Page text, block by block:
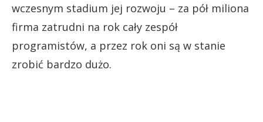
wczesnym stadium jej rozwoju – za pół miliona
firma zatrudni na rok cały zespół
programistów, a przez rok oni są w stanie
zrobić bardzo dużo.